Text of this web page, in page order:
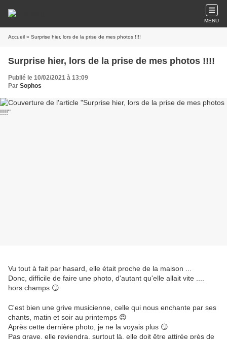
MENU
Accueil » Surprise hier, lors de la prise de mes photos !!!!
Surprise hier, lors de la prise de mes photos !!!!
Publié le 10/02/2021 à 13:09
Par Sophos
Vu tout à fait par hasard, elle était proche de la maison ...
Donc, difficile de faire une photo, d'autant qu'elle allait vite ....
hors champs 😏
C'est bien une grive musicienne, celle qui nous enchante par ses
chants, matin et soir au printemps 😍
Après cette dernière photo, je ne la voyais plus 😏
Pas grave, elle reviendra, surtout là, elle doit être attirée près de